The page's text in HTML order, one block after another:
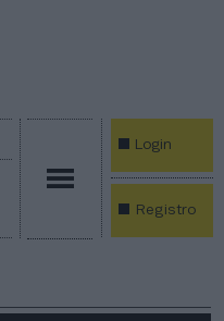
Login
Registro